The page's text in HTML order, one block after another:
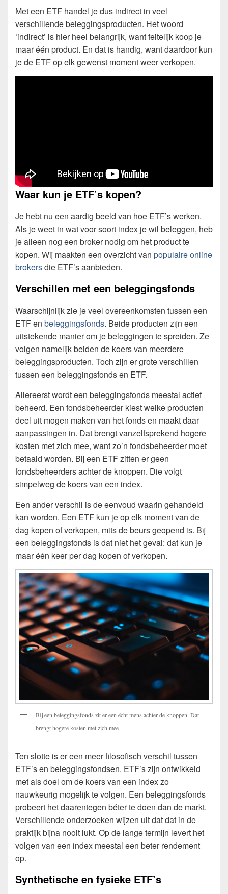
Met een ETF handel je dus indirect in veel
verschillende beleggingsproducten. Het woord
‘indirect’ is hier heel belangrijk, want feitelijk koop je
maar één product. En dat is handig, want daardoor kun
je de ETF op elk gewenst moment weer verkopen.
Waar kun je ETF’s kopen?
Je hebt nu een aardig beeld van hoe ETF’s werken.
Als je weet in wat voor soort index je wil beleggen, heb
je alleen nog een broker nodig om het product te
kopen. Wij maakten een overzicht van populaire online
brokersdie ETF’s aanbieden.
Verschillen met een beleggingsfonds
Waarschijnlijk zie je veel overeenkomsten tussen een
ETF en beleggingsfonds. Beide producten zijn een
uitstekende manier om je beleggingen te spreiden. Ze
volgen namelijk beiden de koers van meerdere
beleggingsproducten. Toch zijn er grote verschillen
tussen een beleggingsfonds en ETF.
Allereerst wordt een beleggingsfonds meestal actief
beheerd. Een fondsbeheerder kiest welke producten
deel uit mogen maken van het fonds en maakt daar
aanpassingen in. Dat brengt vanzelfsprekend hogere
kosten met zich mee, want zo’n fondsbeheerder moet
betaald worden. Bij een ETF zitten er geen
fondsbeheerders achter de knoppen. Die volgt
simpelweg de koers van een index.
Een ander verschil is de eenvoud waarin gehandeld
kan worden. Een ETF kun je op elk moment van de
dag kopen of verkopen, mits de beurs geopend is. Bij
een beleggingsfonds is dat niet het geval: dat kun je
maar één keer per dag kopen of verkopen.
Bij een beleggingsfonds zit er een écht mens achter de knoppen. Dat
brengt hogere kosten met zich mee
Ten slotte is er een meer filosofisch verschil tussen
ETF’s en beleggingsfondsen. ETF’s zijn ontwikkeld
met als doel om de koers van een index zo
nauwkeurig mogelijk te volgen. Een beleggingsfonds
probeert het daarentegen béter te doen dan de markt.
Verschillende onderzoeken wijzen uit dat dat in de
praktijk bijna nooit lukt. Op de lange termijn levert het
volgen van een index meestal een beter rendement
op.
Synthetische en fysieke ETF’s